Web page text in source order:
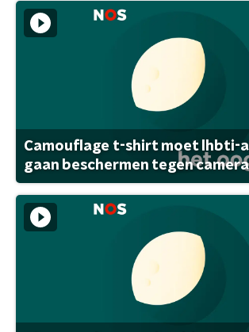
Camouflage t-shirt moet lhbti-
gaan beschermen tegen